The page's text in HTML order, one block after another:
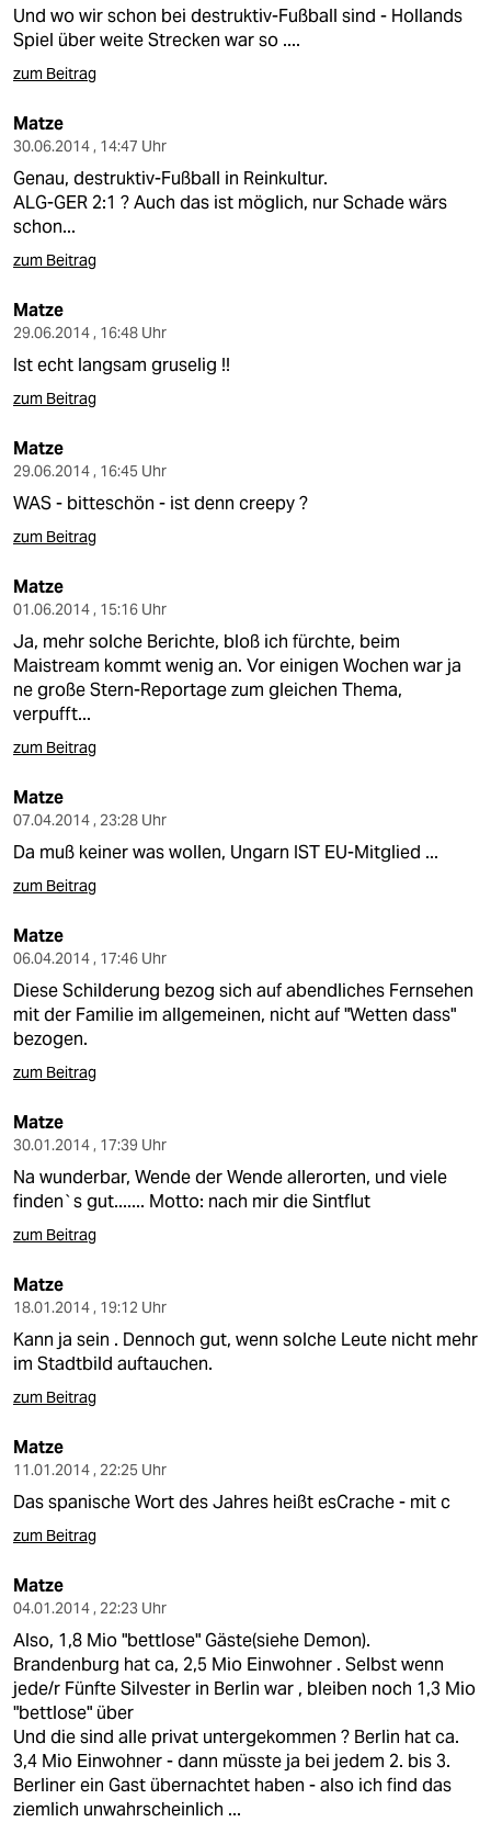
Und wo wir schon bei destruktiv-Fußball sind - Hollands
Spiel über weite Strecken war so ....
zum Beitrag
Matze
30.06.2014 , 14:47 Uhr
Genau, destruktiv-Fußball in Reinkultur.
ALG-GER 2:1 ? Auch das ist möglich, nur Schade wärs
schon...
zum Beitrag
Matze
29.06.2014 , 16:48 Uhr
Ist echt langsam gruselig !!
zum Beitrag
Matze
29.06.2014 , 16:45 Uhr
WAS - bitteschön - ist denn creepy ?
zum Beitrag
Matze
01.06.2014 , 15:16 Uhr
Ja, mehr solche Berichte, bloß ich fürchte, beim
Maistream kommt wenig an. Vor einigen Wochen war ja
ne große Stern-Reportage zum gleichen Thema,
verpufft...
zum Beitrag
Matze
07.04.2014 , 23:28 Uhr
Da muß keiner was wollen, Ungarn IST EU-Mitglied ...
zum Beitrag
Matze
06.04.2014 , 17:46 Uhr
Diese Schilderung bezog sich auf abendliches Fernsehen
mit der Familie im allgemeinen, nicht auf "Wetten dass"
bezogen.
zum Beitrag
Matze
30.01.2014 , 17:39 Uhr
Na wunderbar, Wende der Wende allerorten, und viele
finden`s gut....... Motto: nach mir die Sintflut
zum Beitrag
Matze
18.01.2014 , 19:12 Uhr
Kann ja sein . Dennoch gut, wenn solche Leute nicht mehr
im Stadtbild auftauchen.
zum Beitrag
Matze
11.01.2014 , 22:25 Uhr
Das spanische Wort des Jahres heißt esCrache - mit c
zum Beitrag
Matze
04.01.2014 , 22:23 Uhr
Also, 1,8 Mio "bettlose" Gäste(siehe Demon).
Brandenburg hat ca, 2,5 Mio Einwohner . Selbst wenn
jede/r Fünfte Silvester in Berlin war , bleiben noch 1,3 Mio
"bettlose" über
Und die sind alle privat untergekommen ? Berlin hat ca.
3,4 Mio Einwohner - dann müsste ja bei jedem 2. bis 3.
Berliner ein Gast übernachtet haben - also ich find das
ziemlich unwahrscheinlich ...